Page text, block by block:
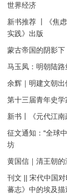
世界经济
新书推荐 丨《焦
实践》出版
蒙古帝国的阴影
马玉凤：明朝陆
余辉｜明建文朝
第十三届青年史
新书丨《元代江南
征文通知：“全球
坊
黄国信｜清王朝
刊文 || 宋代中国
蕃志》中的埃及描